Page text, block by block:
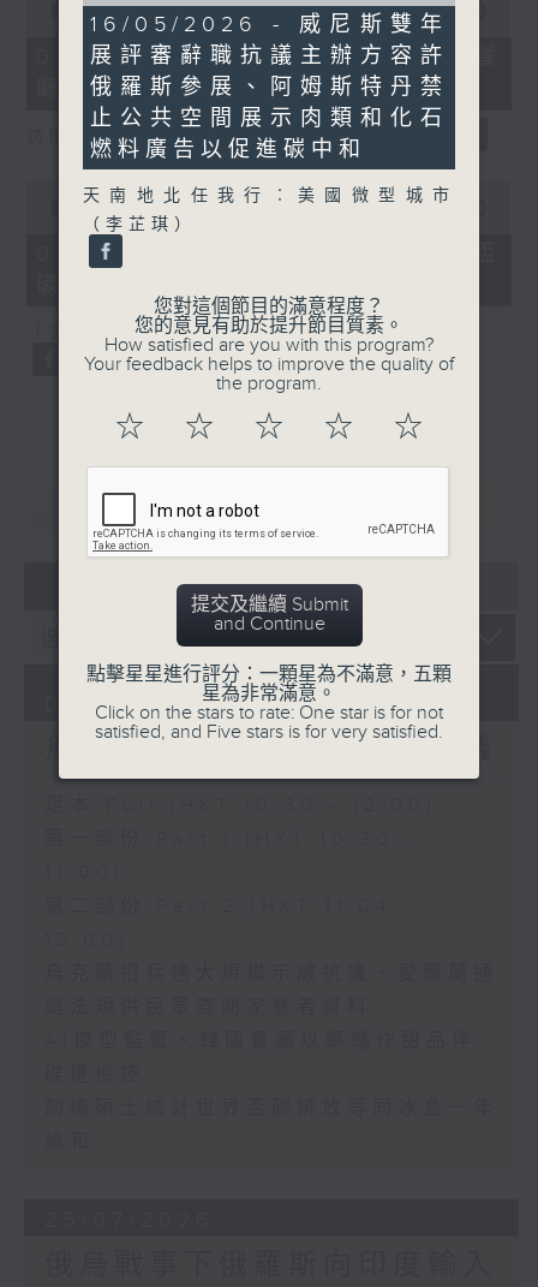
seconds
minutes,
seconds
00:00 21:48
01/08/2026 - AI模型監管、韓國餐
廳以螞蟻作甜品伴碟遭檢控
訪問︰黎少斌（生產力局首席數碼總監）
seconds
minutes,
00:00 20:29
01/08/2026 - 劍橋碩士統計世界盃
「非遺逐一數」：土耳其鳥語
重溫 CATCHUP
05 - 08 2026
01/08/2026
烏克蘭招兵遇大規模示威抗議
21
minutes,
1
second
16/05/2026 - 威尼斯雙年
展評審辭職抗議主辦方容許
俄羅斯參展、阿姆斯特丹禁
止公共空間展示肉類和化石
燃料廣告以促進碳中和
天南地北任我行︰美國微型城市
（李芷琪）
您對這個節目的滿意程度？
您的意見有助於提升節目質素。
How satisfied are you with this program?
Your feedback helps to improve the quality of
the program.
☆ ☆ ☆ ☆ ☆
提交及繼續 Submit
and Continue
點擊星星進行評分：一顆星為不滿意，五顆
星為非常滿意。
Click on the stars to rate: One star is for not
satisfied, and Five stars is for very satisfied.